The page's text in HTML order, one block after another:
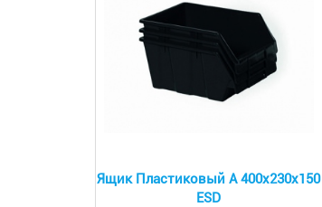
Ящик Пластиковый А 400х230х150
ESD